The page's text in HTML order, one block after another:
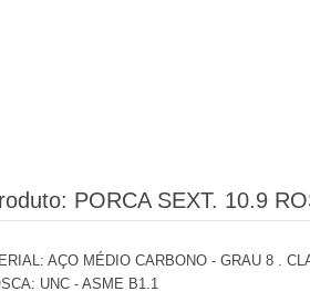
PORCA SEXT. 10.9
AÇO MÉDIO CARBONO - GRAU 8 .
UNC - ASME B1.1